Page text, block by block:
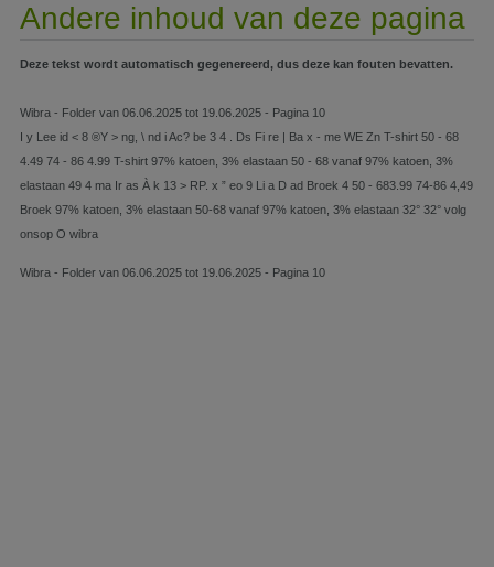
Andere inhoud van deze pagina
Deze tekst wordt automatisch gegenereerd, dus deze kan fouten bevatten.
Wibra - Folder van 06.06.2025 tot 19.06.2025 - Pagina 10
I y Lee id < 8 ®Y > ng, \ nd i Ac? be 3 4 . Ds Fi re | Ba x - me WE Zn T-shirt 50 - 68
4.49 74 - 86 4.99 T-shirt 97% katoen, 3% elastaan 50 - 68 vanaf 97% katoen, 3%
elastaan 49 4 ma Ir as À k 13 > RP. x ” eo 9 Li a D ad Broek 4 50 - 683.99 74-86 4,49
Broek 97% katoen, 3% elastaan 50-68 vanaf 97% katoen, 3% elastaan 32° 32° volg
onsop O wibra
Wibra - Folder van 06.06.2025 tot 19.06.2025 - Pagina 10